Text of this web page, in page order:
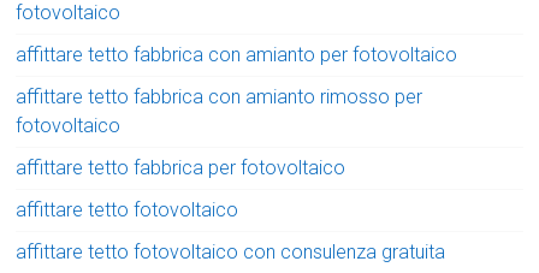
fotovoltaico
affittare tetto fabbrica con amianto per fotovoltaico
affittare tetto fabbrica con amianto rimosso per
fotovoltaico
affittare tetto fabbrica per fotovoltaico
affittare tetto fotovoltaico
affittare tetto fotovoltaico con consulenza gratuita